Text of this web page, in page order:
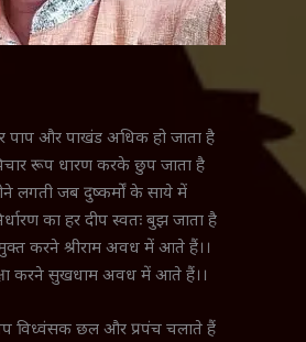
पाप और पाखंड अधिक हो जाता है
रूप धारण करके छुप जाता है
लगती जब दुष्कर्मों के साये में
का हर दीप स्वतः बुझ जाता है
करने श्रीराम अवध में आते हैं।।
करने सुखधाम अवध में आते हैं।।
विध्वंसक छल और प्रपंच चलाते हैं